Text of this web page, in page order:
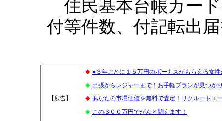
住民基本台帳カー
付等件数、付記転出
【広告】
◆ ●３年ごとに１５万円のボーナスがもらえる女
◆ 出張からレジャーまで！お手軽プランが見つか
◆ あなたの市場価値を無料で査定！リクルートエ
◆ この３００万円でがんと闘えます！